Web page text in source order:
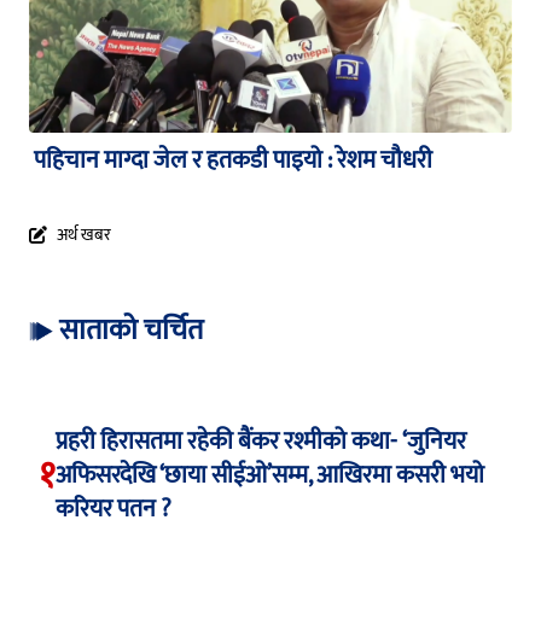
पहिचान माग्दा जेल र हतकडी पाइयो : रेशम चौधरी
अर्थ खबर
साताको चर्चित
१
प्रहरी हिरासतमा रहेकी बैंकर रश्मीको कथा- ‘जुनियर
अफिसरदेखि ‘छाया सीईओ’सम्म, आखिरमा कसरी भयो
करियर पतन ?